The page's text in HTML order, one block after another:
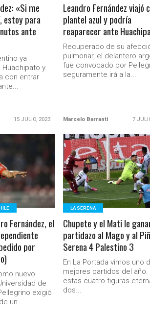
«Si me
estoy para
ante
ya
y
con entrar
15 JULIO, 2023
Leandro Fernández viajó
plantel azul y podría
reaparecer ante
Recuperado de su
pulmonar, el delantero
fue convocado por
seguramente irá a la...
Marcelo Barranti 7
Fernández, el
por
nuevo
de
exigió
un
LEER MÁS
LA SERENA
Chupete y el Mati le
partidazo al Mago y al
Serena 4 Palestino 3
En La Portada vimos uno
mejores partidos del año.
estas cuatro figuras
dos...